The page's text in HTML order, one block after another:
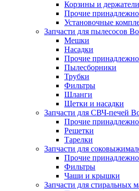
Корзины и держатели
Прочие
Установочные
Запчасти для пылесосов
Мешки
Насадки
Прочие
Пылесборники
Трубки
Фильтры
Шланги
Щетки и насадки
Запчасти для СВЧ-печей
Прочие
Решетки
Тарелки
Запчасти для
Прочие
Фильтры
Чаши и крышки
Запчасти для стиральных